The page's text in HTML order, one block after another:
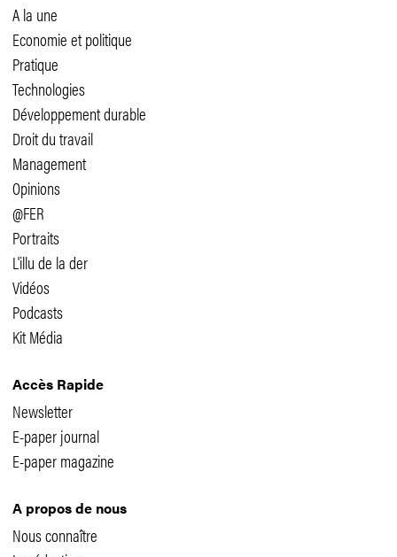
A la une
Economie et politique
Pratique
Technologies
Développement durable
Droit du travail
Management
Opinions
@FER
Portraits
L'illu de la der
Vidéos
Podcasts
Kit Média
Accès Rapide
Newsletter
E-paper journal
E-paper magazine
A propos de nous
Nous connaître